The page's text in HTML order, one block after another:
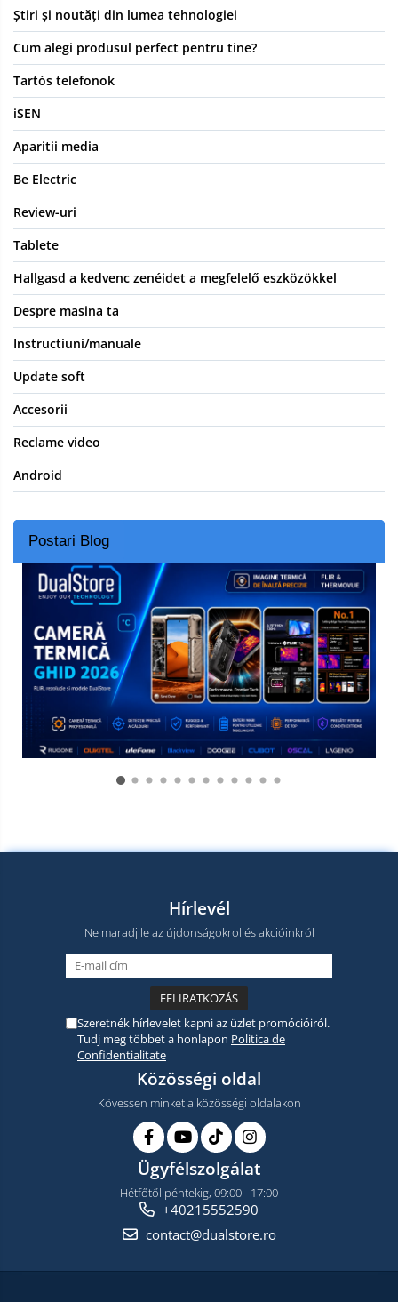
Știri și noutăți din lumea tehnologiei
Cum alegi produsul perfect pentru tine?
Tartós telefonok
iSEN
Aparitii media
Be Electric
Review-uri
Tablete
Hallgasd a kedvenc zenéidet a megfelelő eszközökkel
Despre masina ta
Instructiuni/manuale
Update soft
Accesorii
Reclame video
Android
Postari Blog
Hírlevél
Ne maradj le az újdonságokrol és akcióinkról
Szeretnék hírlevelet kapni az üzlet promócióiról.
Tudj meg többet a honlapon Politica de
Confidentialitate
Közösségi oldal
Kövessen minket a közösségi oldalakon
Ügyfélszolgálat
Hétfőtől péntekig, 09:00 - 17:00
+40215552590
contact@dualstore.ro